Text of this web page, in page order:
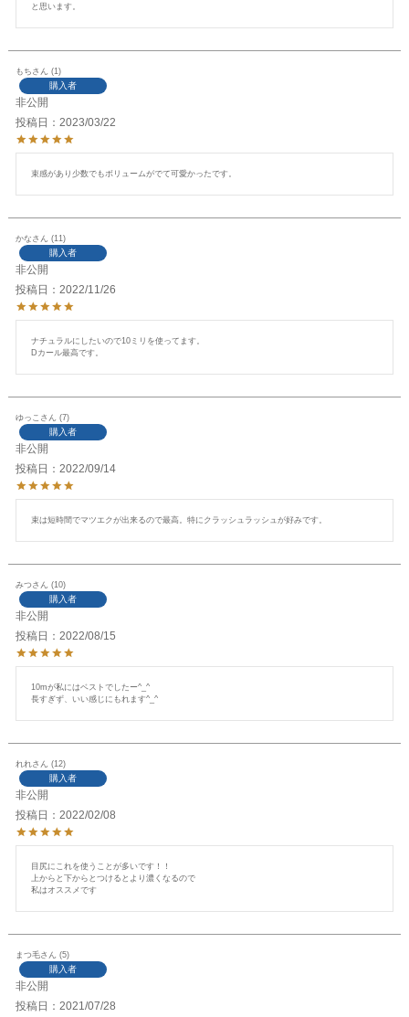
と思います。
もち 1
購入者
非公開
投稿日
2023/03/22
束感があり少数でもボリュームがでて可愛かったです。
かな 11
購入者
非公開
投稿日
2022/11/26
ナチュラルにしたいので10ミリを使ってます。
Dカール最高です。
ゆっこ 7
購入者
非公開
投稿日
2022/09/14
束は短時間でマツエクが出来るので最高。特にクラッシュラッシュが好みです。
みつ 10
購入者
非公開
投稿日
2022/08/15
10mが私にはベストでしたー^_^
長すぎず、いい感じにもれます^_^
れれ 12
購入者
非公開
投稿日
2022/02/08
目尻にこれを使うことが多いです！！
上からと下からとつけるとより濃くなるので
私はオススメです
まつ毛 5
購入者
非公開
投稿日
2021/07/28